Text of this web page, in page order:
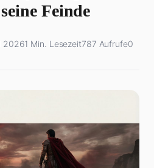
Feinde
20261 Min. Lesezeit787 Aufrufe0